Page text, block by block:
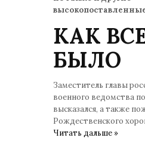
КАК
БЫЛО
Заместитель главы
военного ведомства
высказался, а также
Рождественского
Читать дальше »